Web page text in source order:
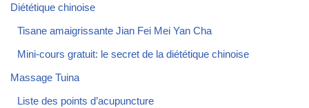
Diététique chinoise
Tisane amaigrissante Jian Fei Mei Yan Cha
Mini-cours gratuit: le secret de la diététique chinoise
Massage Tuina
Liste des points d’acupuncture